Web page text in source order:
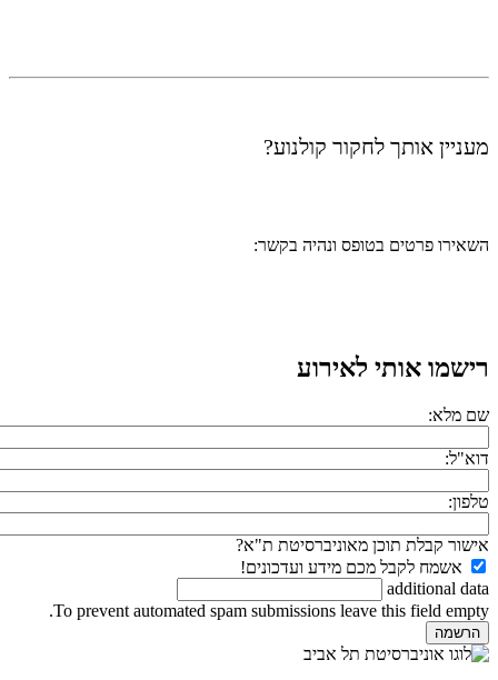
מעניין אותך לחקור קולנוע?
השאירו פרטים בטופס ונהיה בקשר:
רישמו אותי לאירוע
שם מלא:
דוא"ל:
טלפון:
אישור קבלת תוכן מאוניברסיטת ת"א?
אשמח לקבל מכם מידע ועדכונים!
additional data
To prevent automated spam submissions leave this field empty.